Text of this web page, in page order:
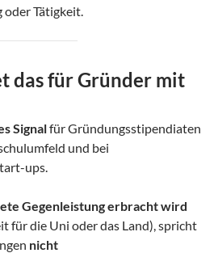
Tätigkeit.
das für Gründer mit
Signalfür Gründungsstipendiaten
und bei
ups.
Gegenleistung erbracht wird
für die Uni oder das Land), spricht
nicht